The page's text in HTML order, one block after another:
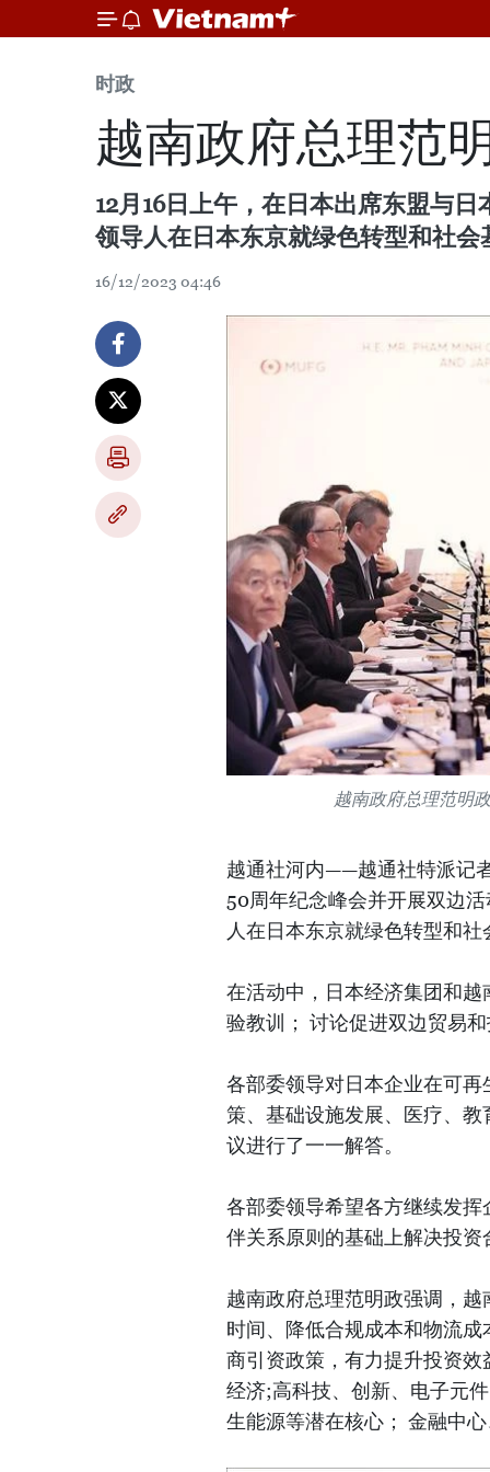
时政
越南政府总理范
12月16日上午，在日本出席东盟与
领导人在日本东京就绿色转型和社
16/12/2023 04:46
越南政府总理范明
越通社河内——越通社特派记
50周年纪念峰会并开展双边
人在日本东京就绿色转型和
在活动中，日本经济集团和
验教训； 讨论促进双边贸易
各部委领导对日本企业在可
策、基础设施发展、医疗、
议进行了一一解答。
各部委领导希望各方继续发
伴关系原则的基础上解决投
越南政府总理范明政强调，
时间、降低合规成本和物流
商引资政策，有力提升投资
经济;高科技、创新、电子元
生能源等潜在核心； 金融中